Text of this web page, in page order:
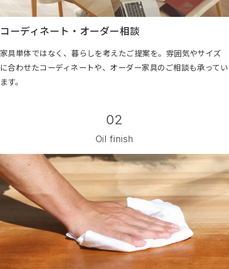
コーディネート・オーダー相談
家具単体ではなく、暮らしを考えたご提案を。雰囲気やサイズ
に合わせたコーディネートや、オーダー家具のご相談も承ってい
ます。
02
Oil finish